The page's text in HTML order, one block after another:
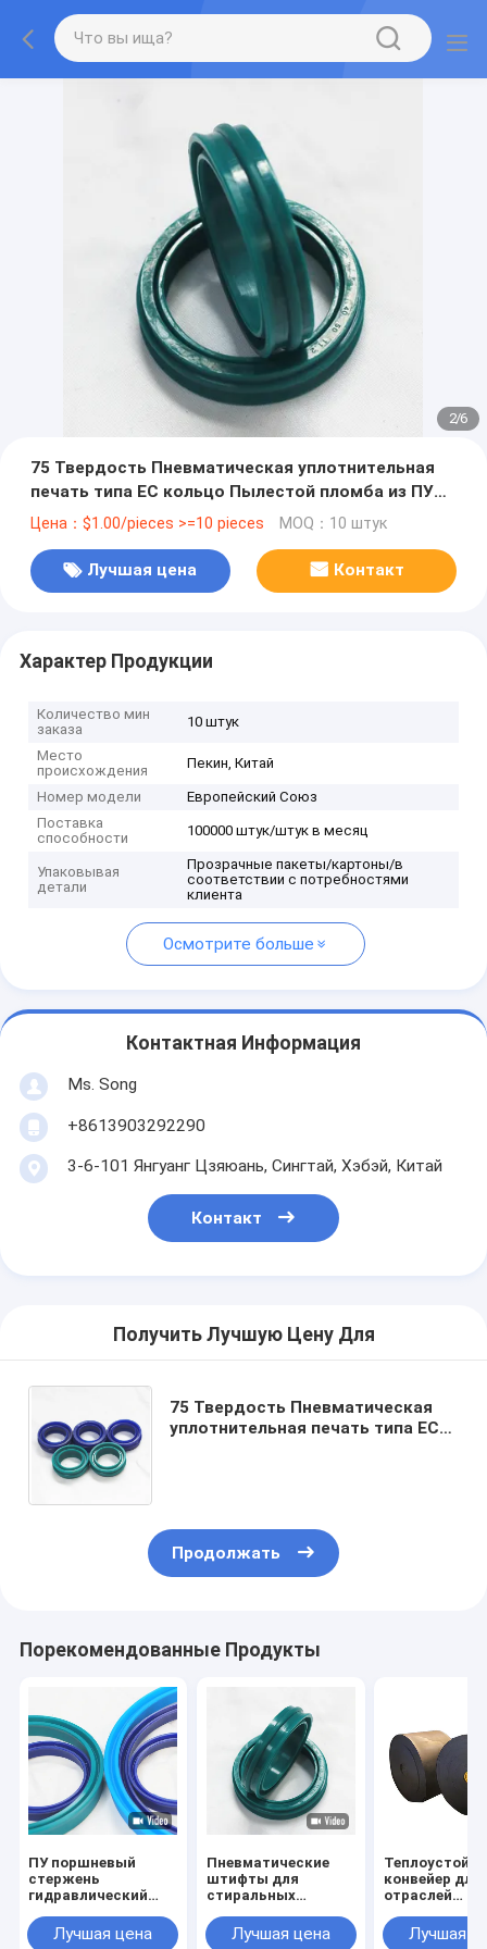
2/6
75 Твердость Пневматическая уплотнительная
печать типа ЕС кольцо Пылестой пломба из ПУ
для двойного назначения
Цена：$1.00/pieces >=10 pieces MOQ：10 штук
Лучшая цена Контакт
Характер Продукции
Количество мин
заказа
10 штук
Место
происхождения
Пекин, Китай
Номер модели
Европейский Союз
Поставка
способности
100000 штук/штук в месяц
Упаковывая
детали
Прозрачные пакеты/картоны/в
соответствии с потребностями
клиента
Осмотрите больше
Контактная Информация
Ms. Song
+8613903292290
3-6-101 Янгуанг Цзяюань, Сингтай, Хэбэй, Китай
Контакт
Получить Лучшую Цену Для
75 Твердость Пневматическая
уплотнительная печать типа ЕС
Продолжать
Порекомендованные Продукты
ПУ поршневый
стержень
гидравлический
уплотнитель для
всех отраслей
Лучшая цена
Пневматические
штифты для
стиральных
воздушного
уплотнения кольцо
Лучшая цена
конвейер для
отраслей
Тип упаковки
Прозрачные
Лучшая